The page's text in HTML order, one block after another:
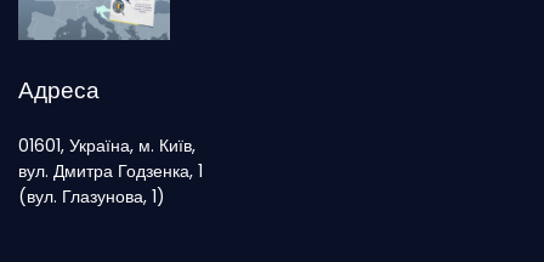
Адреса
01601, Україна, м. Київ,
вул. Дмитра Годзенка, 1
(вул. Глазунова, 1)